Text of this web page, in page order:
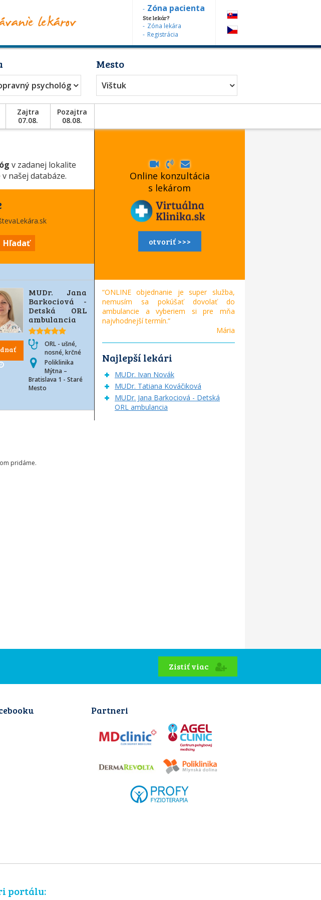
Zóna pacienta
Ste lekár?
Zóna lekára
Registrácia
psychológ
Mesto
Vištuk
Zajtra
07.08.
Pozajtra
08.08.
v zadanej lokalite
našej databáze.
Hľadať
MUDr. Jana
Barkociová -
Detská ORL
ambulancia
ORL - ušné,
nosné, krčné
Poliklinika
Mýtna –
Bratislava 1 - Staré
Mesto
pridáme.
Online konzultácia
s lekárom
otvoriť >>>
“ONLINE objednanie je super služba,
nemusím sa pokúšať dovolať do
ambulancie a vyberiem si pre mňa
najvhodnejší termín.“
Mária
Najlepší lekári
MUDr. Ivan Novák
MUDr. Tatiana Kováčiková
MUDr. Jana Barkociová - Detská
ORL ambulancia
Zistiť viac
Partneri
portálu: